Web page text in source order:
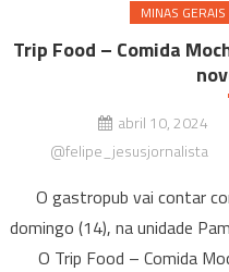
MINAS GERAIS
Trip Food – Comida
abril 10, 2024
@felipe_jesusjornalista
O gastropub vai contar
domingo (14), na unidade
O Trip Food – Comida